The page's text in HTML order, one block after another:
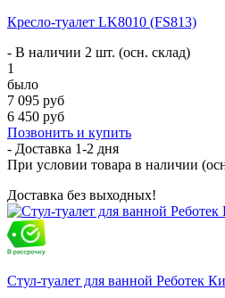
Кресло-туалет LK8010 (FS813)
- В наличии 2 шт. (осн. склад)
1
было
7 095 руб
6 450 руб
Позвонить и купить
- Доставка 1-2 дня
При условии товара в наличии
Доставка без выходных!
Стул-туалет для ванной Реботек